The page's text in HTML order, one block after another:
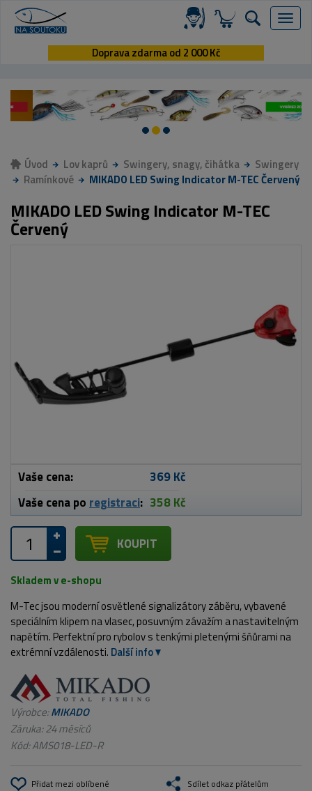
Menu
Doprava zdarma od 2 000 Kč
Úvod Lov kaprů Swingery, snagy, čihátka
Swingery
Ramínkové
MIKADO LED Swing Indicator M-TEC Červený
MIKADO LED Swing Indicator M-TEC
Červený
Vaše cena:
369 Kč
Vaše cena po registraci: 358 Kč
KOUPIT
Skladem v e-shopu
M-Tec jsou moderní osvětlené signalizátory záběru, vybavené
speciálním klipem na vlasec, posuvným závažím a nastavitelným
napětím. Perfektní pro rybolov s tenkými pletenými šňůrami na
extrémní vzdálenosti. Další info
Výrobce:MIKADO
Záruka: 24 měsíců
Kód:AMS018-LED-R
Přidat mezi oblíbené Sdílet odkaz přátelům